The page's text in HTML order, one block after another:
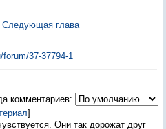
Следующая глава
37-37794-1
комментариев:
]
Они так дорожат друг